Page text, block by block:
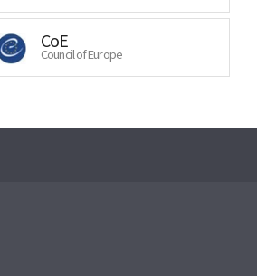
CoE
Council of Europe